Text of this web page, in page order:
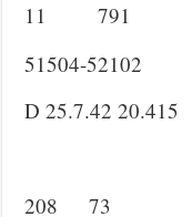
11 791
51504-52102
D 25.7.42 20.415